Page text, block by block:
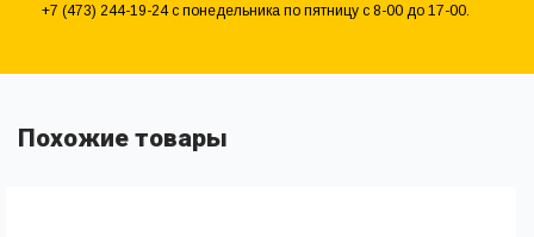
+7 (473) 244-19-24 с понедельника по пятницу с 8-00 до 17-00.
Похожие товары